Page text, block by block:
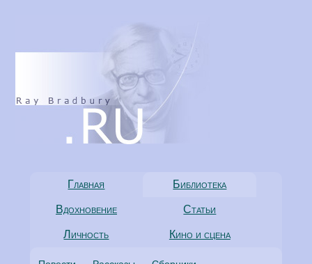
Главная Библиотека
Вдохновение Статьи
Личность Кино и сцена